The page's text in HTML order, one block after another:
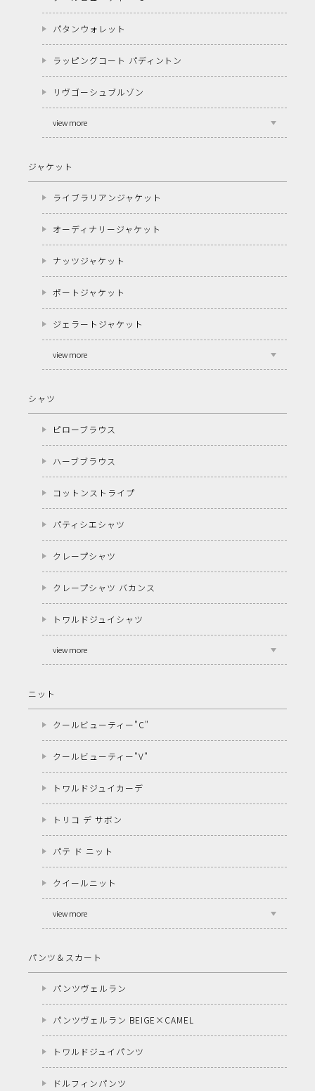
パタンウォレット
ラッピングコート パディントン
リヴゴーシュブルゾン
view more
ジャケット
ライブラリアンジャケット
オーディナリージャケット
ナッツジャケット
ポートジャケット
ジェラートジャケット
view more
シャツ
ピローブラウス
ハーブブラウス
コットンストライプ
パティシエシャツ
クレープシャツ
クレープシャツ バカンス
トワルドジュイシャツ
view more
ニット
クールビューティー"C"
クールビューティー"V"
トワルドジュイカーデ
トリコ デ サボン
パテ ド ニット
クイールニット
view more
パンツ＆スカート
パンツヴェルラン
パンツヴェルラン BEIGE×CAMEL
トワルドジュイパンツ
ドルフィンパンツ